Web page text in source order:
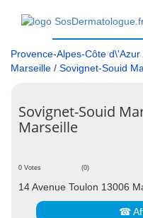
Provence-Alpes-Côte d\'Azur
Marseille / Sovignet-Souid
Sovignet-Souid
Marseille
0 Votes (0)
14 Avenue Toulon 13006
☎